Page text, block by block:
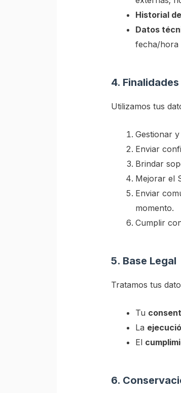
Historial
Datos
fecha/hora
4.
Utilizamos tus
Gestionar
Enviar
Brindar
Mejorar el
Enviar
momento.
Cumplir
5. Base Legal
Tratamos tus
Tu
La
El
6.